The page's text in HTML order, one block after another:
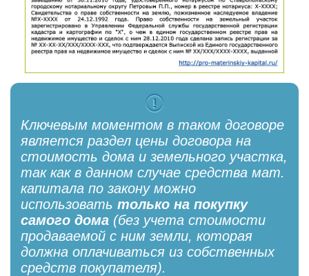
Ключевым моментом в таком договоре
является раздел цены договора на
стоимость дома и земельного участка,
так как в данном случае средства мат.
капитала по закону можно
использовать только на покупку
самого дома (без учета стоимости
продаваемой с ним земли, которая
должна оплачиваться из собственных
средств покупателя).